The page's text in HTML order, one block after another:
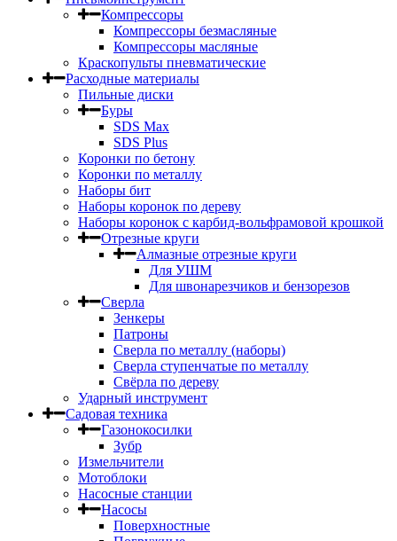
Компрессоры
Компрессоры безмасляные
Компрессоры масляные
Краскопульты пневматические
Расходные материалы
Пильные диски
Буры
SDS Max
SDS Plus
Коронки по бетону
Коронки по металлу
Наборы бит
Наборы коронок по дереву
Наборы коронок с карбид-вольфрамовой крошкой
Отрезные круги
Алмазные отрезные круги
Для УШМ
Для швонарезчиков и бензорезов
Сверла
Зенкеры
Патроны
Сверла по металлу (наборы)
Сверла ступенчатые по металлу
Свёрла по дереву
Ударный инструмент
Садовая техника
Газонокосилки
Зубр
Измельчители
Мотоблоки
Насосные станции
Насосы
Поверхностные